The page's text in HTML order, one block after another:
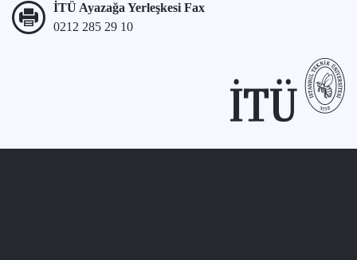
İTÜ Ayazağa Yerleşkesi Fax
0212 285 29 10